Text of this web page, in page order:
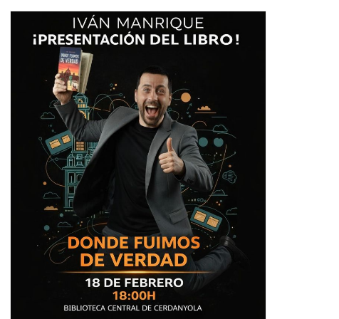
Ètica i Integritat
Retiment de Comptes
Accés a Informació Pública
Dades Obertes
Catàleg de Serveis i Tràmits
Entitats
Equipaments
Mercats Municipals
Webs Municipals